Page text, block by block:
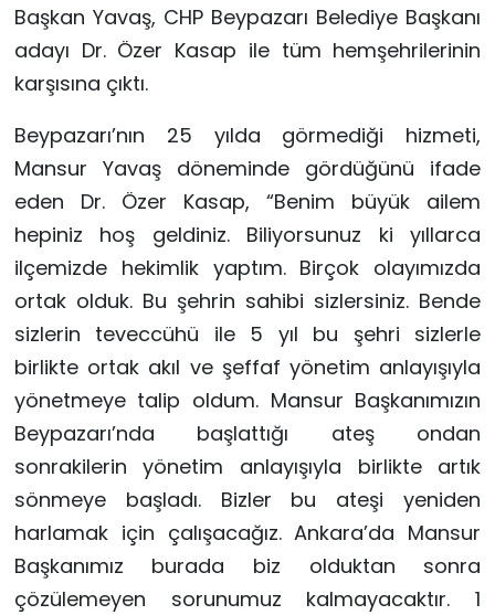
Başkan Yavaş, CHP Beypazarı Belediye Başkanı
adayı Dr. Özer Kasap ile tüm hemşehrilerinin
karşısına çıktı.
Beypazarı’nın 25 yılda görmediği hizmeti,
Mansur Yavaş döneminde gördüğünü ifade
eden Dr. Özer Kasap, “Benim büyük ailem
hepiniz hoş geldiniz. Biliyorsunuz ki yıllarca
ilçemizde hekimlik yaptım. Birçok olayımızda
ortak olduk. Bu şehrin sahibi sizlersiniz. Bende
sizlerin teveccühü ile 5 yıl bu şehri sizlerle
birlikte ortak akıl ve şeffaf yönetim anlayışıyla
yönetmeye talip oldum. Mansur Başkanımızın
Beypazarı’nda başlattığı ateş ondan
sonrakilerin yönetim anlayışıyla birlikte artık
sönmeye başladı. Bizler bu ateşi yeniden
harlamak için çalışacağız. Ankara’da Mansur
Başkanımız burada biz olduktan sonra
çözülemeyen sorunumuz kalmayacaktır. 1